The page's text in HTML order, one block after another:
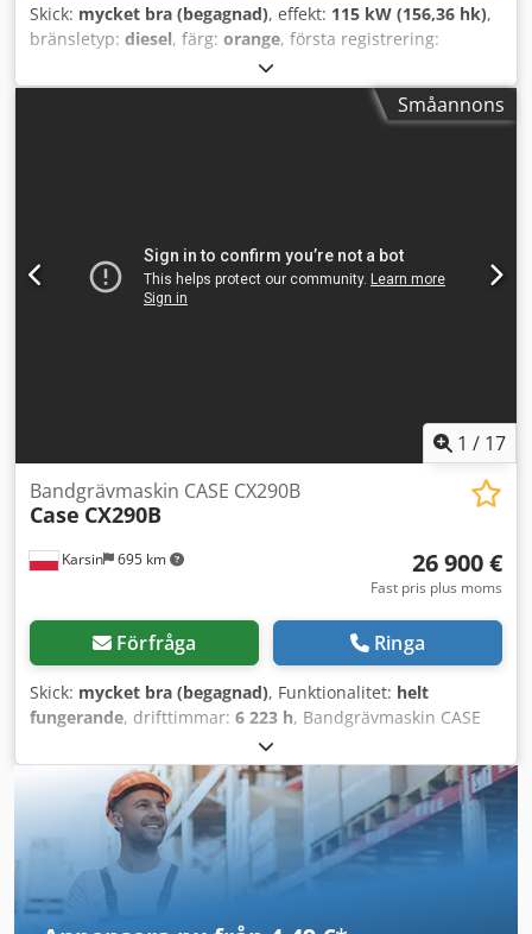
Skick: mycket bra (begagnad), effekt: 115 kW (156,36 hk),
bränsletyp: diesel, färg: orange, första registrering:
2012, drifttimmar:
Allmän information Csdpey En Ndjfx Agxorf Modellår: 2012
Serienummer: DCH210R5NCEAH2500 Teknisk information
% larvband kvar - Inklusive 3 skopor: 1300 mm, 450 mm
och 2000 mm dikesskopor - Kan levereras med 2021
TOPCON 3D-SYSTEM som tillval
Småannons
1 / 17
Karsin 695 km
Bandgrävmaskin CASE CX290B
Case CX290B
26 900 €
Fast pris plus moms
Förfråga Ringa
Skick: mycket bra (begagnad), Funktionalitet: helt
fungerande, drifttimmar: 6 223 h, Bandgrävmaskin CASE
CX290B Hydraulik Kawasaki Motor Isuzu Teknisk data: -
Motor: Isuzu AH-6HK1X (6-cylindrig, turboladdad, Common
Rail). - Motoreffekt: ca. 154 kW (209 hk) vid 1800 varv/min. -
Driftsvikt: ca. 29 100 kg - 30 000 kg (beroende på
utrustning). - Hydrauliksystem: Variabla kolvpumpar
(Kawasaki) som garanterar smidiga och samordnade
rörelser. - Maximal grävräckvidd: ca. 10,5 – 10,7 m. -
Maximal grävdjup: ca. 7,1 m. - Skopvolym: standard ca. 1,2